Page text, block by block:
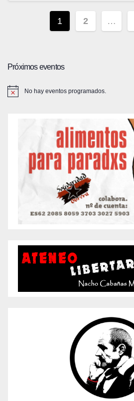
Paginación
entradas
1 2 …
Próximos eventos
No hay eventos programados.